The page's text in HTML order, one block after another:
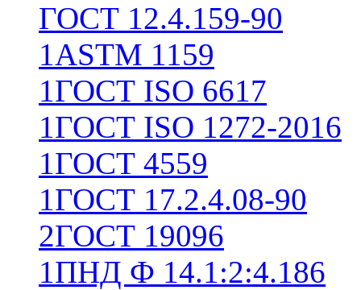
ГОСТ 12.4.159-90
1ASTM 1159
1ГОСТ ISO 6617
1ГОСТ ISO 1272-2016
1ГОСТ 4559
1ГОСТ 17.2.4.08-90
2ГОСТ 19096
1ПНД Ф 14.1:2:4.186